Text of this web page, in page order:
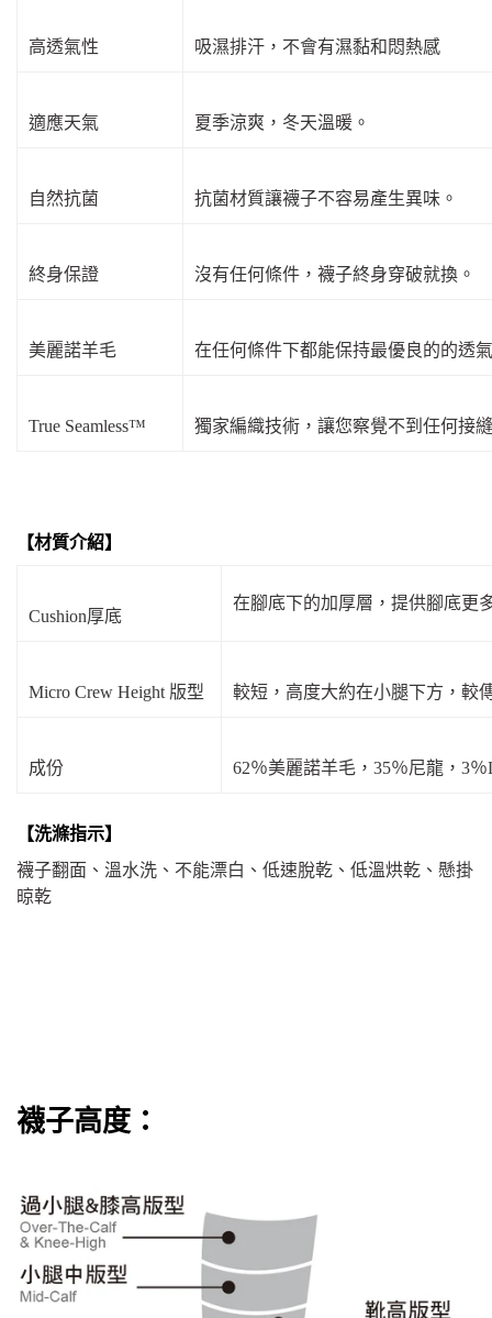
高透氣性 吸濕排汗，不會有濕黏和悶熱感
適應天氣 夏季涼爽，冬天溫暖。
自然抗菌 抗菌材質讓襪子不容易產生異味。
終身保證 沒有任何條件，襪子終身穿破就換。
美麗諾羊毛 在任何條件下都能保持最優良的的透
True Seamless™ 獨家編織技術，讓您察覺不到任何接
【材質介紹】
Cushion厚底
在腳底下的加厚層，提供腳底更
Micro Crew Height 版型 較短，高度大約在小腿下方，較
成份 62％美麗諾羊毛，35％尼龍，3
【洗滌指示】
襪子翻面、溫水洗、不能漂白、低速脫乾、低溫烘乾、懸掛
晾乾
襪子高度：